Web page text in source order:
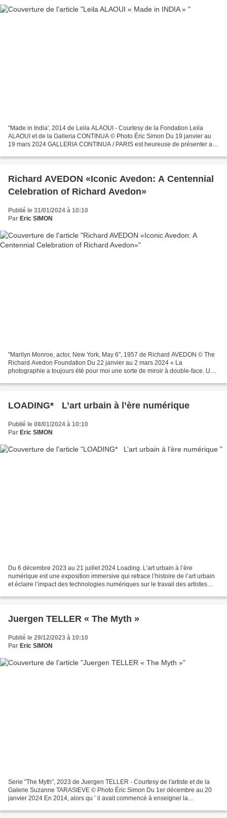
"Made in India', 2014 de Leila ALAOUI - Courtesy de la Fondation Leila
ALAOUI et de la Galleria CONTINUA © Photo Éric Simon Du 19 janvier au
19 mars 2024 GALLERIA CONTINUA / PARIS est heureuse de présenter au
Richard AVEDON «Iconic Avedon: A Centennial
Celebration of Richard Avedon»
Publié le 31/01/2024 à 10:10
Par Eric SIMON
"Marilyn Monroe, actor, New York, May 6", 1957 de Richard AVEDON © The
Richard Avedon Foundation Du 22 janvier au 2 mars 2024 « La
photographie a toujours été pour moi une sorte de miroir à double-face. Un
LOADING* L’art urbain à l’ère numérique
Publié le 08/01/2024 à 10:10
Par Eric SIMON
Du 6 décembre 2023 au 21 juillet 2024 Loading. L’art urbain à l’ère
numérique est une exposition immersive qui retrace l’histoire de l’art urbain
et éclaire l’impact des technologies numériques sur le travail des artistes
Juergen TELLER « The Myth »
Publié le 29/12/2023 à 10:10
Par Eric SIMON
Serie "The Myth", 2023 de Juergen TELLER - Courtesy de l'artiste et de la
Galerie Suzanne TARASIEVE © Photo Éric Simon Du 1er décembre au 20
janvier 2024 En 2014, alors qu ʼ il avait commencé à enseigner la